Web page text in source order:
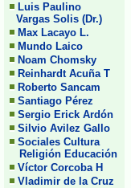
Luis Paulino
Vargas Solis (Dr.)
Max Lacayo L.
Mundo Laico
Noam Chomsky
Reinhardt Acuña T
Roberto Sancam
Santiago Pérez
Sergio Erick Ardón
Silvio Avilez Gallo
Sociales Cultura
Religión Educación
Víctor Corcoba H
Vladimir de la Cruz